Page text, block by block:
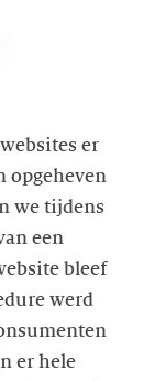
er
opgeheven
we tijdens
een
bleef
werd
er hele